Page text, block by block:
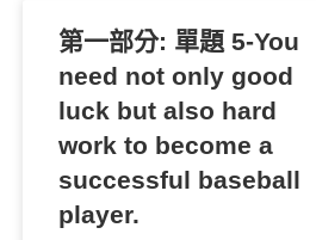
第一部分: 單題 5-You
need not only good
luck but also hard
work to become a
successful baseball
player.